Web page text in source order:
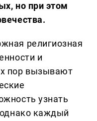
но при этом
религиозная
и
пор вызывают
узнать
каждый